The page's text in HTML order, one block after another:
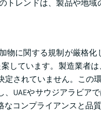
トレンドは、製品や地
物に関する規制が厳格
しています。製造業者
されていません。この
UAEやサウジアラビア
コンプライアンスと品